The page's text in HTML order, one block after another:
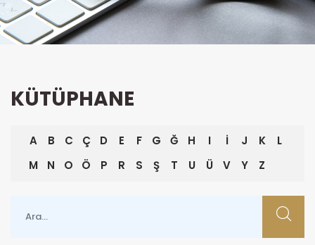
KÜTÜPHANE
A B C Ç D E F G Ğ H I İ J K
L
M
N O Ö P R S Ş T U Ü V Y Z